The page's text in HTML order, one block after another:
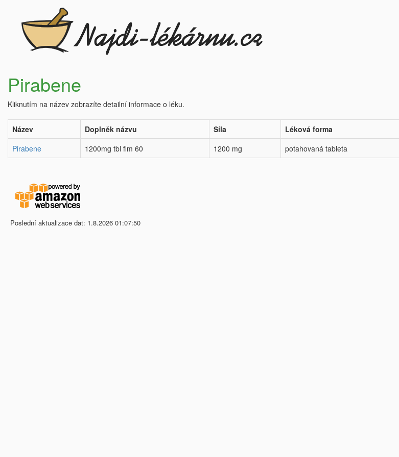
Pirabene
Kliknutím na název zobrazíte detailní informace o léku.
Název Doplněk názvu Síla Léková forma
Pirabene
1200mg tbl flm 60 1200 mg potahovaná tableta
Poslední aktualizace dat: 1.8.2026 01:07:50